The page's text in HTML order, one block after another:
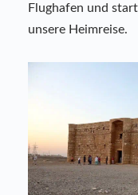
Flughafen und
unsere Heimreise.